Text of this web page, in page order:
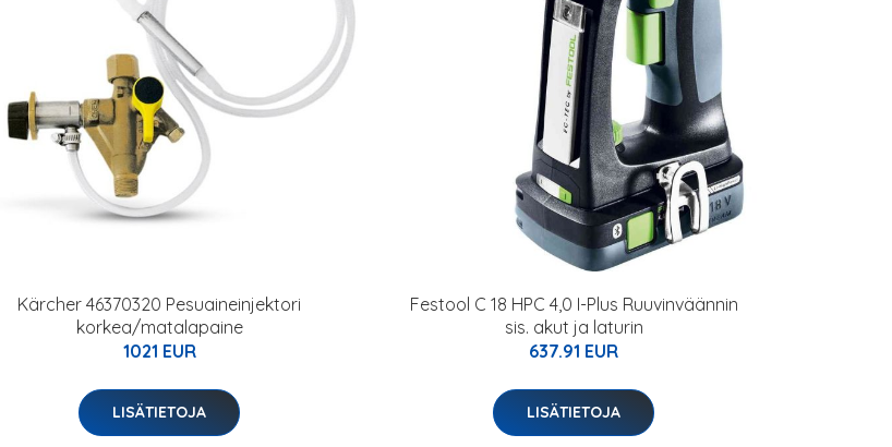
Kärcher 46370320 Pesuaineinjektori
korkea/matalapaine
1021 EUR
LISÄTIETOJA
Festool C 18 HPC 4,0 I-Plus Ruuvinväännin
sis. akut ja laturin
637.91 EUR
LISÄTIETOJA